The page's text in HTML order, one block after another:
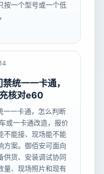
按一个型号或一个低
统一一卡通，
核对e60
一一卡通，怎么判断
或一卡通改造，报价
不能接、现场能不能
方案。御佰安可面向
供货、安装调试协同
量、现场照片和现有